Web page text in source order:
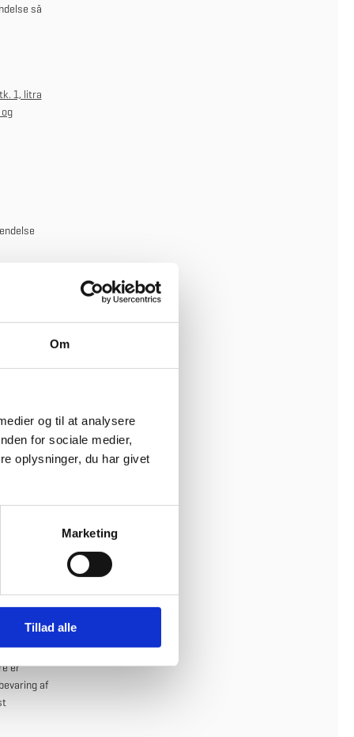
Om
og til at analysere
for sociale medier,
oplysninger, du har givet
Marketing
Tillad alle
så
1, litra
er
af